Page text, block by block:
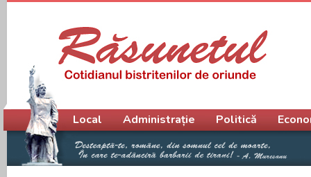
Meniu principal
Local Administrație Politică